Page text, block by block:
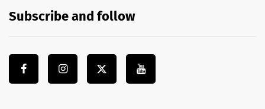
Subscribe and follow